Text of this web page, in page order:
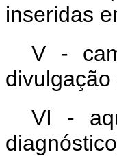
inseridas
V -
VI -